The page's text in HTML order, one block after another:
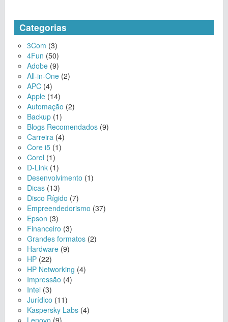
Categorias
3Com (3)
4Fun (50)
Adobe (9)
All-in-One (2)
APC (4)
Apple (14)
Automação (2)
Backup (1)
Blogs Recomendados (9)
Carreira (4)
Core i5 (1)
Corel (1)
D-Link (1)
Desenvolvimento (1)
Dicas (13)
Disco Rígido (7)
Empreendedorismo (37)
Epson (3)
Financeiro (3)
Grandes formatos (2)
Hardware (9)
HP (22)
HP Networking (4)
Impressão (4)
Intel (3)
Jurídico (11)
Kaspersky Labs (4)
Lenovo (9)